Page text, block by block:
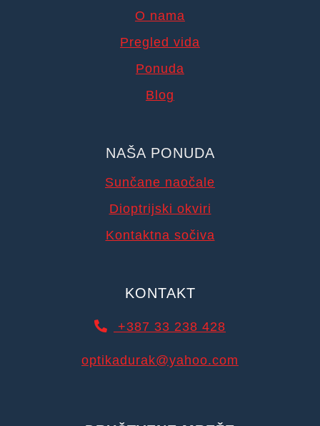
O nama
Pregled vida
Ponuda
Blog
NAŠA PONUDA
Sunčane naočale
Dioptrijski okviri
Kontaktna sočiva
KONTAKT
+387 33 238 428
optikadurak@yahoo.com